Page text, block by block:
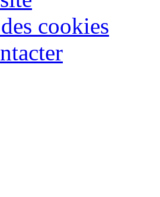
cookies